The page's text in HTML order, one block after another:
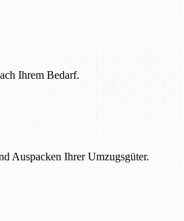
Ihrem Bedarf.
Auspacken Ihrer Umzugsgüter.